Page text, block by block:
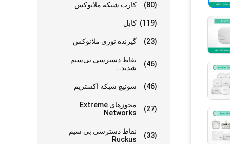
کارت شبکه ملانوکس (80)
کابل (119)
گیرنده نوری ملانوکس (23)
نقاط دسترسی بی‌سیم
شدید...
(46)
سوئیچ شبکه اکستریم (46)
مجوزهای Extreme
Networks
(27)
نقاط دسترسی بی سیم
Ruckus
(33)